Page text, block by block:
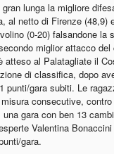
lunga la migliore
al netto di Firenze (48,9)
(0-20) falsandone la
miglior attacco
atteso al Palatagliate il
di classifica, dopo
punti/gara subiti. Le
consecutive,
gara con ben 13
Valentina
gara.